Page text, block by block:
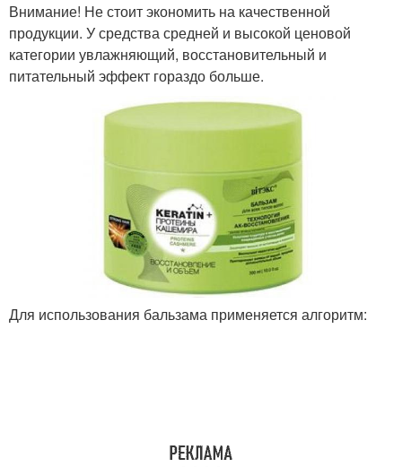
Внимание! Не стоит экономить на качественной
продукции. У средства средней и высокой ценовой
категории увлажняющий, восстановительный и
питательный эффект гораздо больше.
Для использования бальзама применяется алгоритм: